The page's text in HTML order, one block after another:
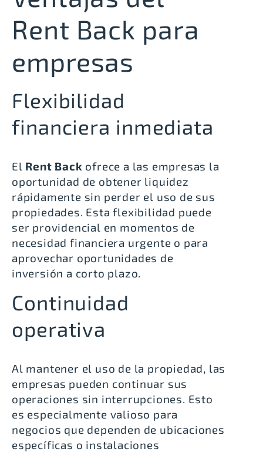
Rent Back para
empresas
Flexibilidad
financiera inmediata
El Rent Back ofrece a las empresas la
oportunidad de obtener liquidez
rápidamente sin perder el uso de sus
propiedades. Esta flexibilidad puede
ser providencial en momentos de
necesidad financiera urgente o para
aprovechar oportunidades de
inversión a corto plazo.
Continuidad
operativa
Al mantener el uso de la propiedad, las
empresas pueden continuar sus
operaciones sin interrupciones. Esto
es especialmente valioso para
negocios que dependen de ubicaciones
específicas o instalaciones